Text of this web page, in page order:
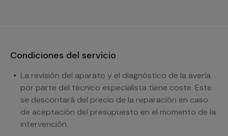
Condiciones del servicio
La revisión del aparato y el diagnóstico de la avería
por parte del técnico especialista tiene coste. Este
se descontará del precio de la reparación en caso
de aceptación del presupuesto en el momento de la
intervención.